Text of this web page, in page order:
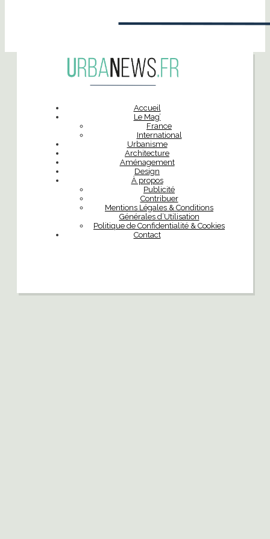
Accueil
Le Mag’
France
International
Urbanisme
Architecture
Aménagement
Design
À propos
Publicité
Contribuer
Mentions Légales & Conditions
Générales d’Utilisation
Politique de Confidentialité & Cookies
Contact